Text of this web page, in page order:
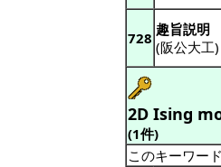
728 趣旨説明
(阪公大工
2D Ising
(1件)
このキーワー